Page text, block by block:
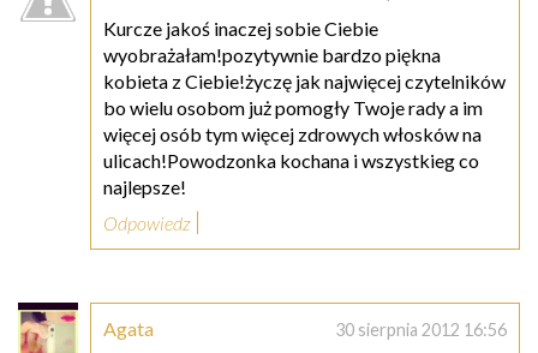
Kurcze jakoś inaczej sobie Ciebie
wyobrażałam!pozytywnie bardzo piękna
kobieta z Ciebie!życzę jak najwięcej czytelników
bo wielu osobom już pomogły Twoje rady a im
więcej osób tym więcej zdrowych włosków na
ulicach!Powodzonka kochana i wszystkieg co
najlepsze!
Odpowiedz
Agata 30 sierpnia 2012 16:56